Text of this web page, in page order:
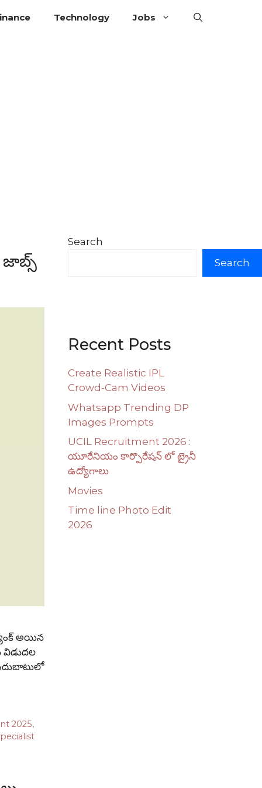
Technology Jobs
జాబ్స్
అయిన
2025,
Search
Search
Recent Posts
Create Realistic IPL
Crowd-Cam Videos
Whatsapp Trending DP
Images Prompts
UCIL Recruitment 2026 :
యూరేనియం కార్పొరేషన్ లో ట్రైనీ
ఉద్యోగాలు
Movies
Time line Photo Edit
2026